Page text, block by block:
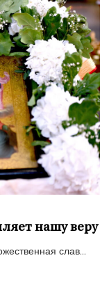
нашу веру
слав...